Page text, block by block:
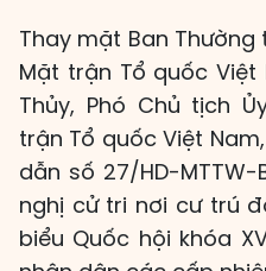
Thay mặt Ban
Mặt trận Tổ quốc Việt
Thủy, Phó Chủ tịch
trận Tổ quốc Việt
dẫn số 27/HD-
nghị cử tri nơi cư trú
biểu Quốc hội khóa